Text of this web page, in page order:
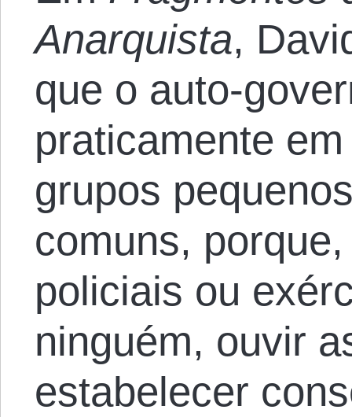
Anarquista,
que o auto-
praticamente
grupos
comuns,
policiais ou
ninguém, ouvir
estabelecer